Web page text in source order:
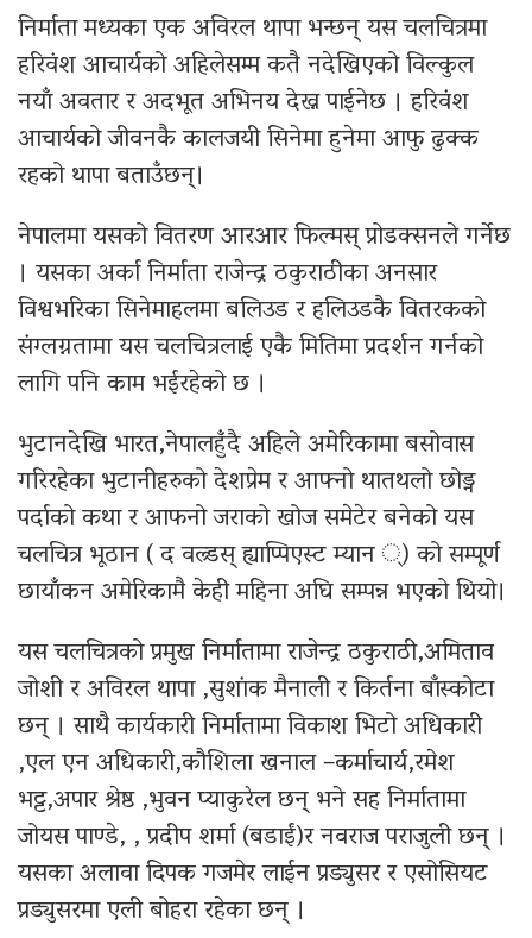
निर्माता मध्यका एक अविरल थापा भन्छन् यस चलचित्रमा
हरिवंश आचार्यको अहिलेसम्म कतै नदेखिएको विल्कुल
नयाँ अवतार र अदभूत अभिनय देख्न पाईनेछ । हरिवंश
आचार्यको जीवनकै कालजयी सिनेमा हुनेमा आफु ढुक्क
रहको थापा बताउँछन्।
नेपालमा यसको वितरण आरआर फिल्मस् प्रोडक्सनले गर्नेछ
। यसका अर्का निर्माता राजेन्द्र ठकुराठीका अनसार
विश्वभरिका सिनेमाहलमा बलिउड र हलिउडकै वितरकको
संग्लग्नतामा यस चलचित्रलाई एकै मितिमा प्रदर्शन गर्नको
लागि पनि काम भईरहेको छ ।
भुटानदेखि भारत,नेपालहुँदै अहिले अमेरिकामा बसोवास
गरिरहेका भुटानीहरुको देशप्रेम र आफ्नो थातथलो छोड्न
पर्दाको कथा र आफनो जराको खोज समेटेर बनेको यस
चलचित्र भूठान ( द वल्र्डस् ह्याप्पिएस्ट म्यान ्) को सम्पूर्ण
छायाँकन अमेरिकामै केही महिना अघि सम्पन्न भएको थियो।
यस चलचित्रको प्रमुख निर्मातामा राजेन्द्र ठकुराठी,अमिताव
जोशी र अविरल थापा ,सुशांक मैनाली र किर्तना बाँस्कोटा
छन् । साथै कार्यकारी निर्मातामा विकाश भिटो अधिकारी
,एल एन अधिकारी,कौशिला खनाल –कर्माचार्य,रमेश
भट्ट,अपार श्रेष्ठ ,भुवन प्याकुरेल छन् भने सह निर्मातामा
जोयस पाण्डे, , प्रदीप शर्मा (बडाईं)र नवराज पराजुली छन् ।
यसका अलावा दिपक गजमेर लाईन प्रड्युसर र एसोसियट
प्रड्युसरमा एली बोहरा रहेका छन् ।